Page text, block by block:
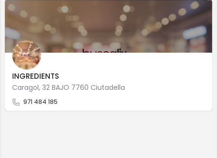
INGREDIENTS
Caragol, 32 BAJO 7760 Ciutadella
971 484 185